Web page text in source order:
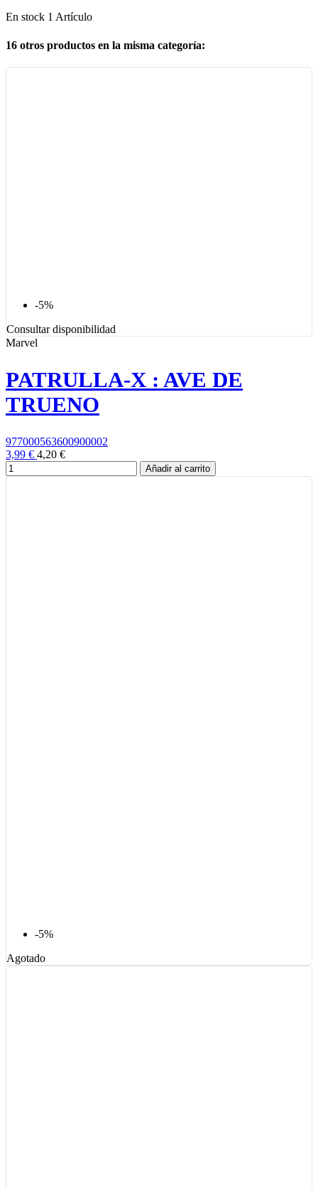
En stock 1 Artículo
16 otros productos en la misma categoría:
-5%
Consultar disponibilidad
Marvel
PATRULLA-X : AVE DE
TRUENO
977000563600900002
3,99 € 4,20 €
Añadir al carrito
-5%
Agotado